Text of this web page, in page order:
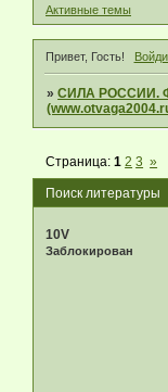
Активные темы
Привет, Гость!
»СИЛА РОССИИ.
Поиск литературы
Страница:1 2 3 »
10V
Заблокирован